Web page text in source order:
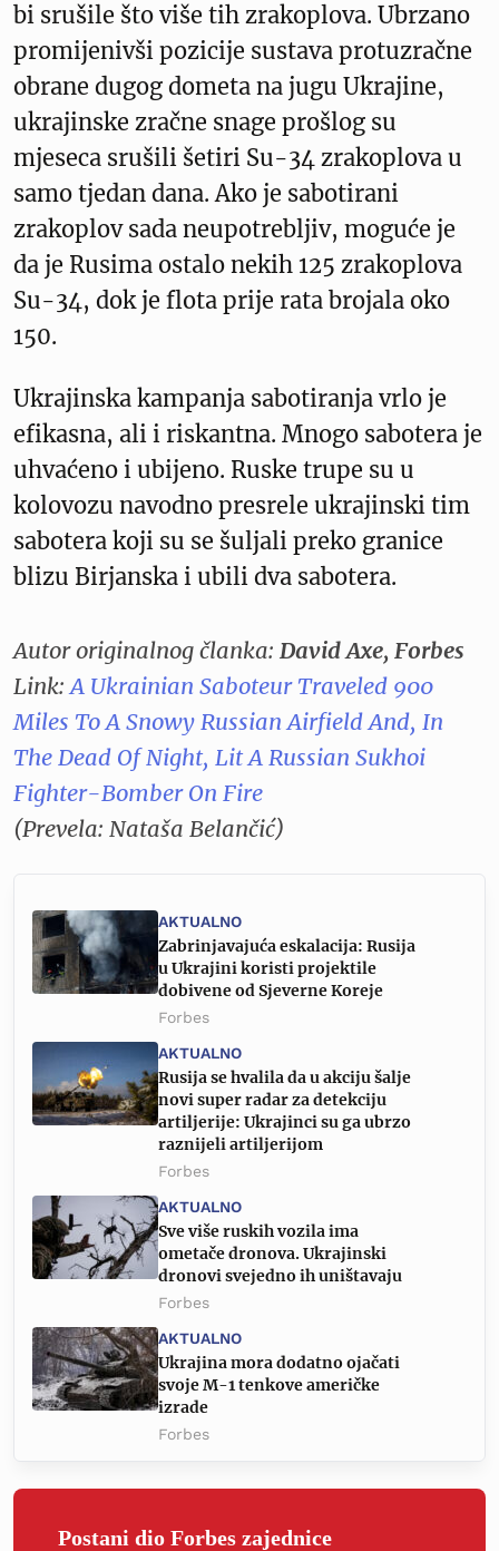
bi srušile što više tih zrakoplova. Ubrzano
promijenivši pozicije sustava protuzračne
obrane dugog dometa na jugu Ukrajine,
ukrajinske zračne snage prošlog su
mjeseca srušili šetiri Su-34 zrakoplova u
samo tjedan dana. Ako je sabotirani
zrakoplov sada neupotrebljiv, moguće je
da je Rusima ostalo nekih 125 zrakoplova
Su-34, dok je flota prije rata brojala oko
150.
Ukrajinska kampanja sabotiranja vrlo je
efikasna, ali i riskantna. Mnogo sabotera je
uhvaćeno i ubijeno. Ruske trupe su u
kolovozu navodno presrele ukrajinski tim
sabotera koji su se šuljali preko granice
blizu Birjanska i ubili dva sabotera.
Autor originalnog članka: David Axe, Forbes
Link: A Ukrainian Saboteur Traveled 900
Miles To A Snowy Russian Airfield And, In
The Dead Of Night, Lit A Russian Sukhoi
Fighter-Bomber On Fire
(Prevela: Nataša Belančić)
AKTUALNO
Zabrinjavajuća eskalacija: Rusija
u Ukrajini koristi projektile
dobivene od Sjeverne Koreje
Forbes
AKTUALNO
Rusija se hvalila da u akciju šalje
novi super radar za detekciju
artiljerije: Ukrajinci su ga ubrzo
raznijeli artiljerijom
Forbes
AKTUALNO
Sve više ruskih vozila ima
ometače dronova. Ukrajinski
dronovi svejedno ih uništavaju
Forbes
AKTUALNO
Ukrajina mora dodatno ojačati
svoje M-1 tenkove američke
izrade
Forbes
Postani dio Forbes zajednice